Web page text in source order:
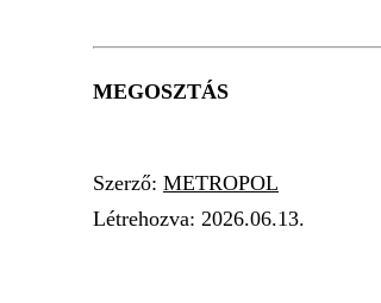
MEGOSZTÁS
Szerző: METROPOL
Létrehozva: 2026.06.13.